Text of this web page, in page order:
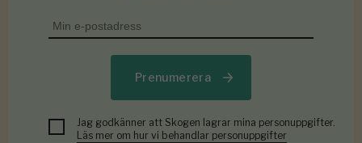
Prenumerera
Jag godkänner att Skogen lagrar mina personuppgifter.
Läs mer om hur vi behandlar personuppgifter